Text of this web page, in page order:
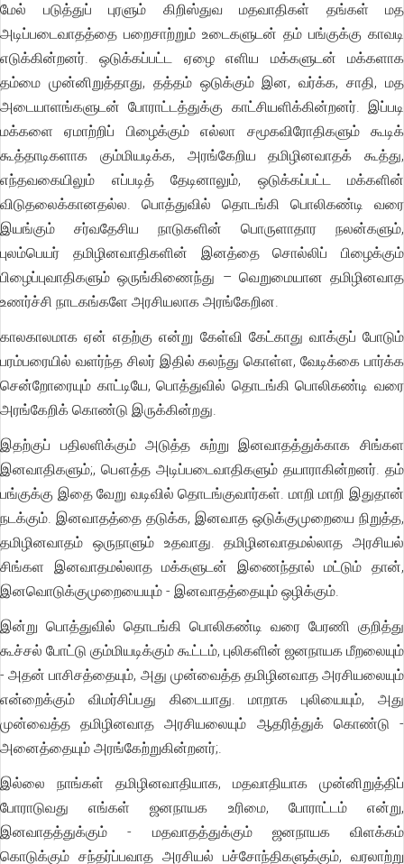
மேல் படுத்துப் புரளும் கிறிஸ்துவ மதவாதிகள் தங்கள் மத
அடிப்படைவாதத்தை பறைசாற்றும் உடைகளுடன் தம் பங்குக்கு காவடி
எடுக்கின்றனர். ஒடுக்கப்பட்ட ஏழை எளிய மக்களுடன் மக்களாக
தம்மை முன்னிறுத்தாது, தத்தம் ஒடுக்கும் இன, வர்க்க, சாதி, மத
அடையாளங்களுடன் போராட்டத்துக்கு காட்சியளிக்கின்றனர். இப்படி
மக்களை ஏமாற்றிப் பிழைக்கும் எல்லா சமூகவிரோதிகளும் கூடிக்
கூத்தாடிகளாக கும்மியடிக்க, அரங்கேறிய தமிழினவாதக் கூத்து,
எந்தவகையிலும் எப்படித் தேடினாலும், ஒடுக்கப்பட்ட மக்களின்
விடுதலைக்கானதல்ல. பொத்துவில் தொடங்கி பொலிகண்டி வரை
இயங்கும் சர்வதேசிய நாடுகளின் பொருளாதார நலன்களும்,
புலம்பெயர் தமிழினவாதிகளின் இனத்தை சொல்லிப் பிழைக்கும்
பிழைப்புவாதிகளும் ஒருங்கிணைந்து – வெறுமையான தமிழினவாத
உணர்ச்சி நாடகங்களே அரசியலாக அரங்கேறின.
காலகாலமாக ஏன் எதற்கு என்று கேள்வி கேட்காது வாக்குப் போடும்
பரம்பரையில் வளர்ந்த சிலர் இதில் கலந்து கொள்ள, வேடிக்கை பார்க்க
சென்றோரையும் காட்டியே, பொத்துவில் தொடங்கி பொலிகண்டி வரை
அரங்கேறிக் கொண்டு இருக்கின்றது.
இதற்குப் பதிலளிக்கும் அடுத்த சுற்று இனவாதத்துக்காக சிங்கள
இனவாதிகளும்;, பௌத்த அடிப்படைவாதிகளும் தயாராகின்றனர். தம்
பங்குக்கு இதை வேறு வடிவில் தொடங்குவார்கள். மாறி மாறி இதுதான்
நடக்கும். இனவாதத்தை தடுக்க, இனவாத ஒடுக்குமுறையை நிறுத்த,
தமிழினவாதம் ஒருநாளும் உதவாது. தமிழினவாதமல்லாத அரசியல்
சிங்கள இனவாதமல்லாத மக்களுடன் இணைந்தால் மட்டும் தான்,
இனவொடுக்குமுறையையும் - இனவாதத்தையும் ஒழிக்கும்.
இன்று பொத்துவில் தொடங்கி பொலிகண்டி வரை பேரணி குறித்து
கூச்சல் போட்டு கும்மியடிக்கும் கூட்டம், புலிகளின் ஜனநாயக மீறலையும்
- அதன் பாசிசத்தையும், அது முன்வைத்த தமிழினவாத அரசியலையும்
என்றைக்கும் விமர்சிப்பது கிடையாது. மாறாக புலியையும், அது
முன்வைத்த தமிழினவாத அரசியலையும் ஆதரித்துக் கொண்டு -
அனைத்தையும் அரங்கேற்றுகின்றனர்;.
இல்லை நாங்கள் தமிழினவாதியாக, மதவாதியாக முன்னிறுத்திப்
போராடுவது எங்கள் ஜனநாயக உரிமை, போராட்டம் என்று,
இனவாதத்துக்கும் - மதவாதத்துக்கும் ஜனநாயக விளக்கம்
கொடுக்கும் சந்தர்ப்பவாத அரசியல் பச்சோந்திகளுக்கும், வரலாற்று